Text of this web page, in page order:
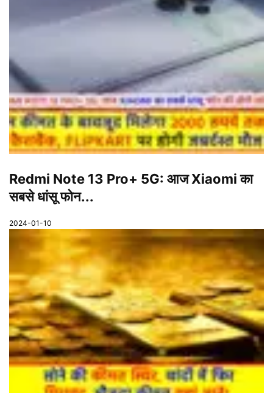
Redmi Note 13 Pro+ 5G: आज Xiaomi का
सबसे धांसू फोन...
2024-01-10